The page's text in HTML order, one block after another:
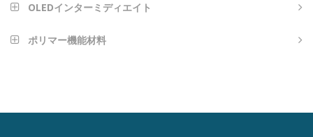
OLEDインターミディエイト
芳香族アミンタイプ
ポリマー機能材料